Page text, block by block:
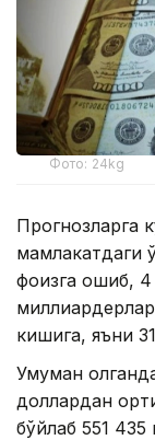
Фото: 24kg
Прогнозларга
мамлакатдаги
фоизга ошиб,
кишига, яъни
Умуман
доллардан
бўйлаб 551